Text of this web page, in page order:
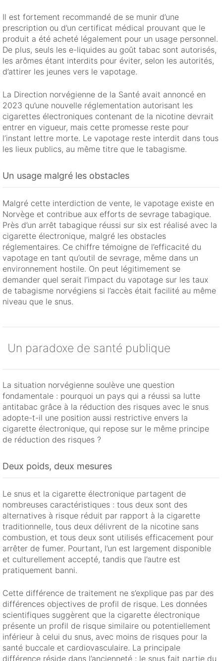
Il est fortement recommandé de se munir d’une
prescription ou d’un certificat médical prouvant que le
produit a été acheté légalement pour un usage personnel.
De plus, seuls les e-liquides au goût tabac sont autorisés,
les arômes étant interdits pour éviter, selon les autorités,
d’attirer les jeunes vers le vapotage.
La Direction norvégienne de la Santé avait annoncé en
2023 qu’une nouvelle réglementation autorisant les
cigarettes électroniques contenant de la nicotine devrait
entrer en vigueur, mais cette promesse reste pour
l’instant lettre morte. Le vapotage reste interdit dans tous
les lieux publics, au même titre que le tabagisme.
Un usage malgré les obstacles
Malgré cette interdiction de vente, le vapotage existe en
Norvège et contribue aux efforts de sevrage tabagique.
Près d’un arrêt tabagique réussi sur six est réalisé avec la
cigarette électronique, malgré les obstacles
réglementaires. Ce chiffre témoigne de l’efficacité du
vapotage en tant qu’outil de sevrage, même dans un
environnement hostile. On peut légitimement se
demander quel serait l’impact du vapotage sur les taux
de tabagisme norvégiens si l’accès était facilité au même
niveau que le snus.
Un paradoxe de santé publique
La situation norvégienne soulève une question
fondamentale : pourquoi un pays qui a réussi sa lutte
antitabac grâce à la réduction des risques avec le snus
adopte-t-il une position aussi restrictive envers la
cigarette électronique, qui repose sur le même principe
de réduction des risques ?
Deux poids, deux mesures
Le snus et la cigarette électronique partagent de
nombreuses caractéristiques : tous deux sont des
alternatives à risque réduit par rapport à la cigarette
traditionnelle, tous deux délivrent de la nicotine sans
combustion, et tous deux sont utilisés efficacement pour
arrêter de fumer. Pourtant, l’un est largement disponible
et culturellement accepté, tandis que l’autre est
pratiquement banni.
Cette différence de traitement ne s’explique pas par des
différences objectives de profil de risque. Les données
scientifiques suggèrent que la cigarette électronique
présente un profil de risque similaire ou potentiellement
inférieur à celui du snus, avec moins de risques pour la
santé buccale et cardiovasculaire. La principale
différence réside dans l’ancienneté : le snus fait partie du